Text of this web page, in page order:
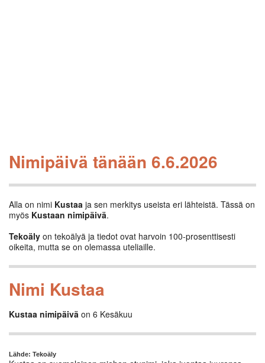
Nimipäivä tänään 6.6.2026
Alla on nimi Kustaa ja sen merkitys useista eri lähteistä. Tässä on
myös Kustaan nimipäivä.
Tekoäly on tekoälyä ja tiedot ovat harvoin 100-prosenttisesti
oikeita, mutta se on olemassa uteliaille.
Nimi Kustaa
Kustaa nimipäivä on 6 Kesäkuu
Lähde: Tekoäly